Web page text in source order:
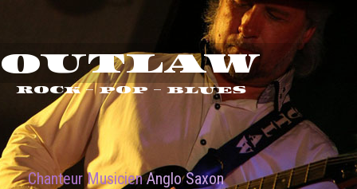
OUTLAW
ROCK - POP - BLUES
Chanteur MusicienAnglo Saxon